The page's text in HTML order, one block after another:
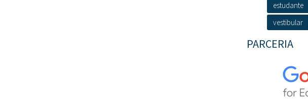
estudante
vestibular
PARCERIA